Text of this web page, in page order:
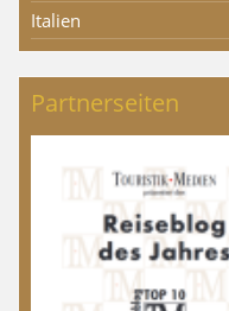
Italien
Partnerseiten